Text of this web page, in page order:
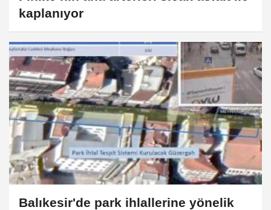
kaplanıyor
Balıkesir'de park ihlallerine yönelik